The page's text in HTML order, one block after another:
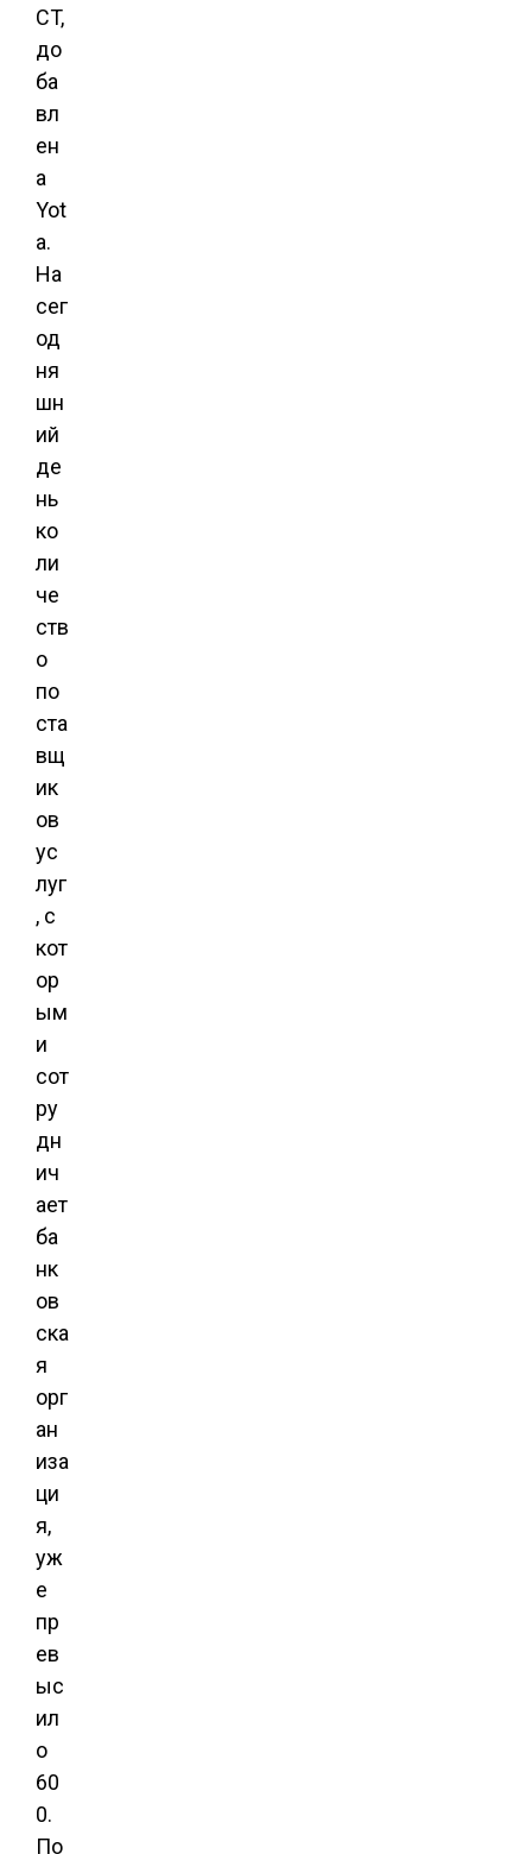
CT,
до
ба
вл
ен
а
Yot
a.
На
сег
од
ня
шн
ий
де
нь
ко
ли
че
ств
о
по
ста
вщ
ик
ов
ус
луг
, с
кот
ор
ым
и
сот
ру
дн
ич
ает
ба
нк
ов
ска
я
орг
ан
иза
ци
я,
уж
е
пр
ев
ыс
ил
о
60
0.
По